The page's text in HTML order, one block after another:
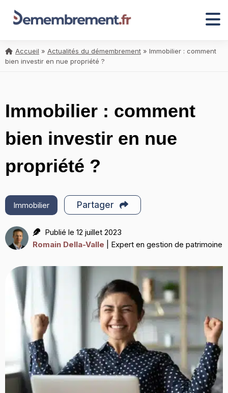
Accueil » Actualités du démembrement » Immobilier : comment
bien investir en nue propriété ?
Immobilier : comment
bien investir en nue
propriété ?
Immobilier Partager
Publié le 12 juillet 2023
Romain Della-Valle
| Expert en gestion de patrimoine